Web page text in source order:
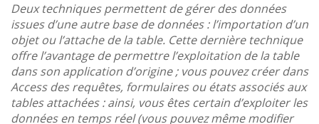
Deux techniques permettent de gérer des données
issues d’une autre base de données : l’importation d’un
objet ou l’attache de la table. Cette dernière technique
offre l’avantage de permettre l’exploitation de la table
dans son application d’origine ; vous pouvez créer dans
Access des requêtes, formulaires ou états associés aux
tables attachées : ainsi, vous êtes certain d’exploiter les
données en temps réel (vous pouvez même modifier